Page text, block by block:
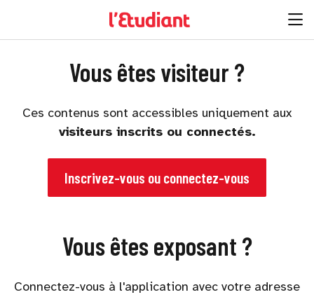
Vous êtes visiteur ?
Ces contenus sont accessibles uniquement aux
visiteurs inscrits ou connectés.
Inscrivez-vous ou connectez-vous
Vous êtes exposant ?
Connectez-vous à l'application avec votre adresse